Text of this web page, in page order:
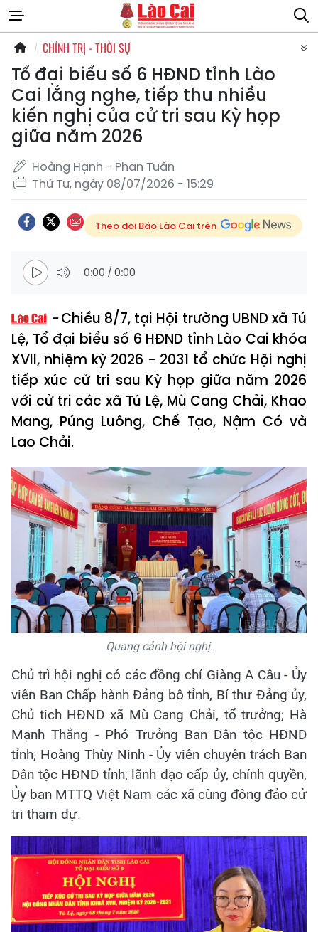
CHÍNH TRỊ - THỜI SỰ
Tổ đại biểu số 6 HĐND tỉnh Lào
Cai lắng nghe, tiếp thu nhiều
kiến nghị của cử tri sau Kỳ họp
giữa năm 2026
Hoàng Hạnh - Phan Tuấn
Thứ Tư, ngày 08/07/2026 - 15:29
Theo dõi Báo Lào Cai trên
0:00 /0:00
Chiều 8/7, tại Hội trường UBND xã Tú
Lệ, Tổ đại biểu số 6 HĐND tỉnh Lào Cai khóa
XVII, nhiệm kỳ 2026 - 2031 tổ chức Hội nghị
tiếp xúc cử tri sau Kỳ họp giữa năm 2026
với cử tri các xã Tú Lệ, Mù Cang Chải, Khao
Mang, Púng Luông, Chế Tạo, Nậm Có và
Lao Chải.
Quang cảnh hội nghị.
Chủ trì hội nghị có các đồng chí Giàng A Câu - Ủy
viên Ban Chấp hành Đảng bộ tỉnh, Bí thư Đảng ủy,
Chủ tịch HĐND xã Mù Cang Chải, tổ trưởng; Hà
Mạnh Thắng - Phó Trưởng Ban Dân tộc HĐND
tỉnh; Hoàng Thùy Ninh - Ủy viên chuyên trách Ban
Dân tộc HĐND tỉnh; lãnh đạo cấp ủy, chính quyền,
Ủy ban MTTQ Việt Nam các xã cùng đông đảo cử
tri tham dự.